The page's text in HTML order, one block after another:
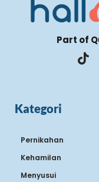
Part of
Kategori
Pernikahan
Kehamilan
Menyusui